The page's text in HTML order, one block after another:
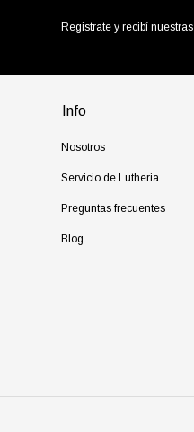
Registrate y recibí nuestras
Info
Nosotros
Servicio de Lutheria
Preguntas frecuentes
Blog